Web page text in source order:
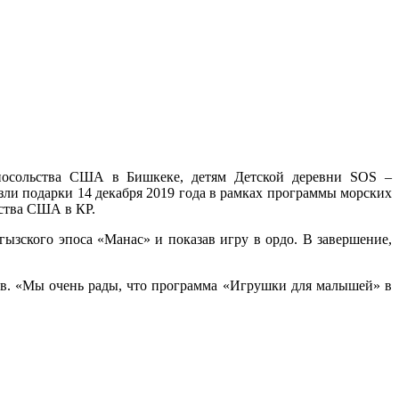
США в Бишкеке, детям Детской деревни SOS –
подарки 14 декабря 2019 года в рамках программы морских
США в КР.
эпоса «Манас» и показав игру в ордо. В завершение,
«Мы очень рады, что программа «Игрушки для малышей» в